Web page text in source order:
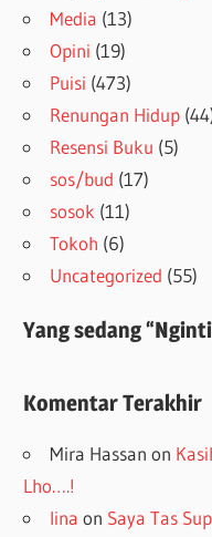
Media (13)
Opini (19)
Puisi (473)
Renungan Hidup
Resensi Buku (5)
sos/bud (17)
sosok (11)
Tokoh (6)
Uncategorized (55)
Yang sedang
Komentar Terakhir
Mira Hassan on
Lho….!
lina on Saya Tas